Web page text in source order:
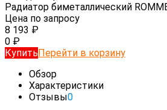
Радиатор биметаллический
Цена по запросу
8 193 ₽
0 ₽
КупитьПерейти в корзину
Обзор
Характеристики
Отзывы0